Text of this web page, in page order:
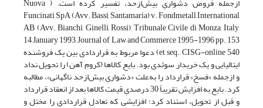
ازجمله فروض دشواریِ بیش‌ازحد، تفسیر کرده است. ( Nuova
Funcinati SpA (Avv. Bassi, Santamaria) v. Fondmetall International
AB (Avv. Bianchi, Ginelli, Rossi), Tribunale Civile di Monza, Italy,
14 January 1993, Journal of Law and Commerce 1995-1996 pp. 153
et seq., CISG-online 540) دعوا مربوط به قراردادی بین یک فروشنده
ایتالیایی و یک خریدار سوئدی بود. بایع کالاها (کرومِ آهن) را تحویل نداد
و ازجمله «فسخِ» قرارداد را به‌علت «دشواریِ بیش‌ازحد ناگهانی»، مطالبه
کرد. بایع به افزایش تقریباً 30 درصدیِ قیمت کالاها بعد از انعقاد قرارداد
و قبل از تحویل، استناد کرد؛ افزایشی که تعادل قراردادی را مختل و